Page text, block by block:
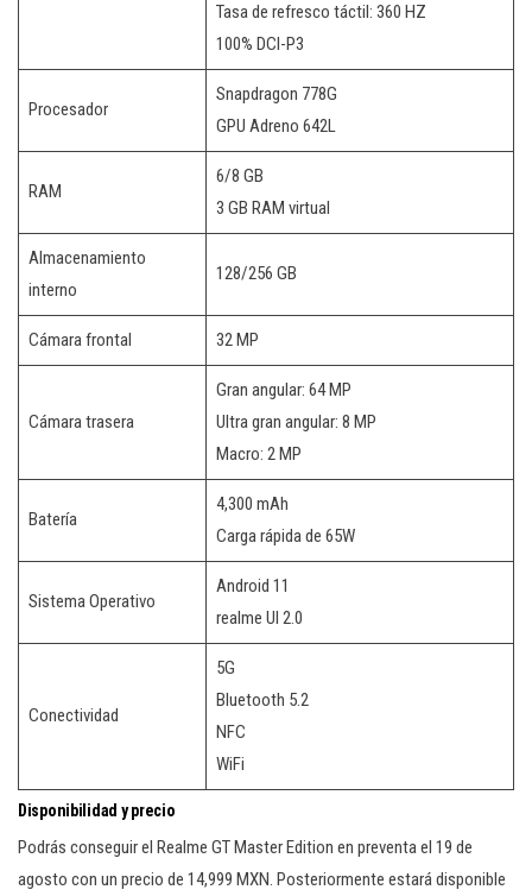
Tasa de refresco táctil: 360 HZ
100% DCI-P3
Procesador
Snapdragon 778G
GPU Adreno 642L
RAM
6/8 GB
3 GB RAM virtual
Almacenamiento
interno
128/256 GB
Cámara frontal 32 MP
Cámara trasera
Gran angular: 64 MP
Ultra gran angular: 8 MP
Macro: 2 MP
Batería
4,300 mAh
Carga rápida de 65W
Sistema Operativo
Android 11
realme UI 2.0
Conectividad
5G
Bluetooth 5.2
NFC
WiFi
Disponibilidad y precio
Podrás conseguir el Realme GT Master Edition en preventa el 19 de
agosto con un precio de 14,999 MXN. Posteriormente estará disponible